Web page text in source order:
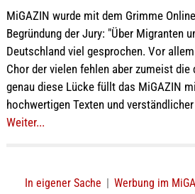
MiGAZIN wurde mit dem Grimme
Begründung der Jury: "Über Migranten
Deutschland viel gesprochen. Vor
Chor der vielen fehlen aber zumeist die
genau diese Lücke füllt das MiGAZIN
hochwertigen Texten und
Weiter...
In eigener Sache | Werbung im